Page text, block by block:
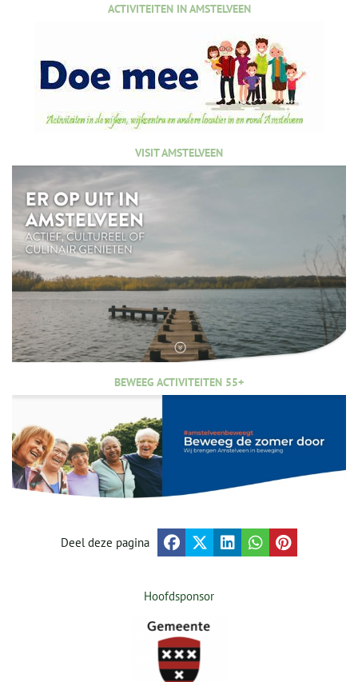
ACTIVITEITEN IN AMSTELVEEN
VISIT AMSTELVEEN
BEWEEG ACTIVITEITEN 55+
Deel deze pagina
Hoofdsponsor